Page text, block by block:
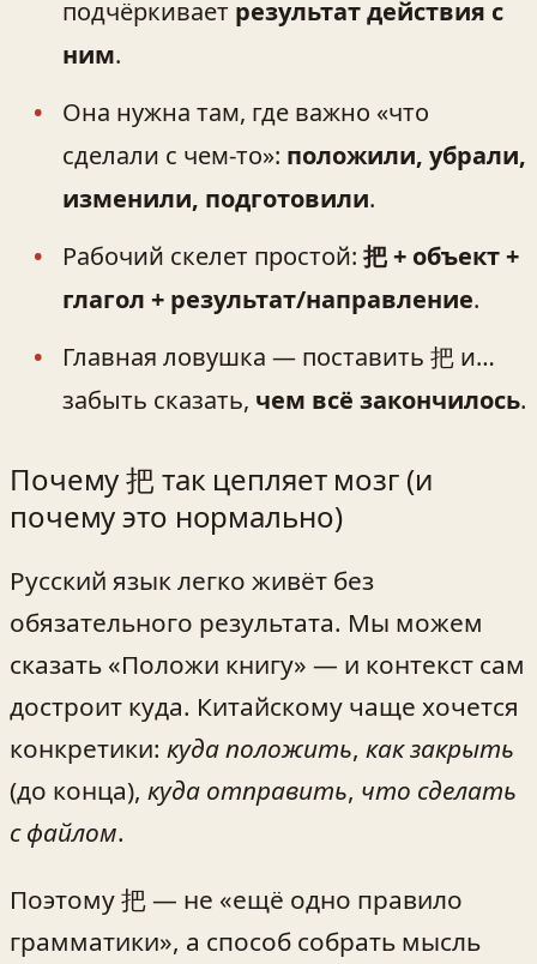
подчёркивает результат действия с
ним.
Она нужна там, где важно «что
сделали с чем‑то»: положили, убрали,
изменили, подготовили.
Рабочий скелет простой: 把 + объект +
глагол + результат/направление.
Главная ловушка — поставить 把 и…
забыть сказать, чем всё закончилось.
Почему 把 так цепляет мозг (и
почему это нормально)
Русский язык легко живёт без
обязательного результата. Мы можем
сказать «Положи книгу» — и контекст сам
достроит куда. Китайскому чаще хочется
конкретики: куда положить, как закрыть
(до конца), куда отправить, что сделать
с файлом.
Поэтому 把 — не «ещё одно правило
грамматики», а способ собрать мысль